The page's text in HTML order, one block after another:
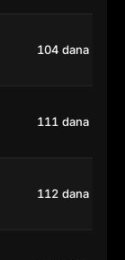
104 dana
111 dana
112 dana